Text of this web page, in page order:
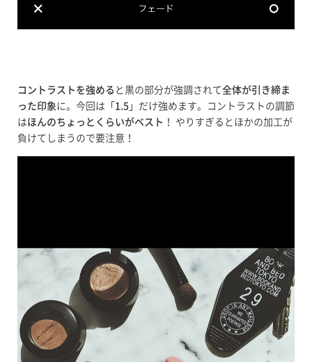
コントラストを強める と黒の部分が強調されて全体が引き締ま
った印象に。今回は「 1.5 」だけ強めます。コントラストの調節
はほんのちょっとくらいがベスト ！ やりすぎるとほかの加工が
負けてしまうので要注意！